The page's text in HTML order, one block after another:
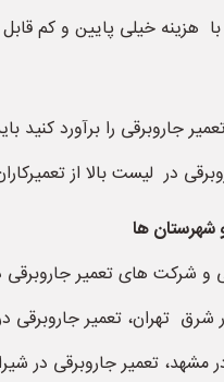
هزینه خیلی پایین و کم
جاروبرقی را برآورد
در لیست بالا از
شهرستان ها
و شرکت های تعمیر
تهران، تعمیر جاروبرقی
مشهد، تعمیر جاروبرقی در